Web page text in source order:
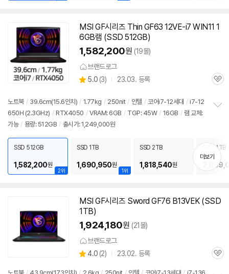
MSI GF시리즈 Thin GF63 12VE-i7 WIN11 1
6GB램 (SSD 512GB)
1,582,200원 (19몰)
브랜드로그
별
5.0 (상
리
뷰
3) 23.03. 등록
관
노트북 / 39.6cm(15.6인치) / 1.77kg / 250nit / 인텔 / 코어i7-12세대 / i7-12
650H (2.3GHz) / RTX4050 / VRAM: 6GB / TGP: 45W / 16GB / 램 교체:
가능 / 용량: 512GB / 출시가: 1,249,000원
치
기
2위
SSD 512GB
1,582,200원
1위
SSD 1TB
1,690,950원
SSD 2TB
1,818,540원
SSD 4TB
더보기
MSI GF시리즈 Sword GF76 B13VEK (SSD
1TB)
1,924,180원 (21몰)
브랜드로그
별
점
4.0 (상
2) 23.02. 등록
관